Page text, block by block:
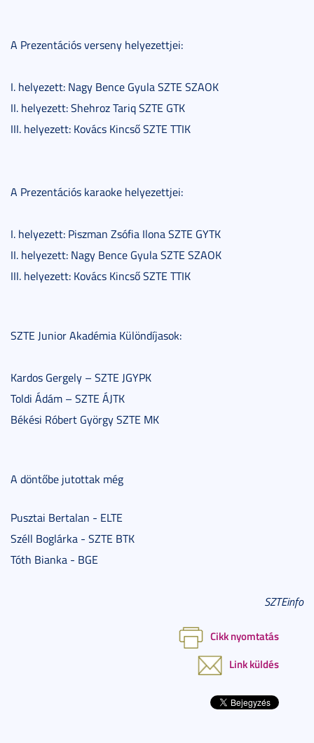
A Prezentációs verseny helyezettjei:
I. helyezett: Nagy Bence Gyula SZTE SZAOK
II. helyezett: Shehroz Tariq SZTE GTK
III. helyezett: Kovács Kincső SZTE TTIK
A Prezentációs karaoke helyezettjei:
I. helyezett: Piszman Zsófia Ilona SZTE GYTK
II. helyezett: Nagy Bence Gyula SZTE SZAOK
III. helyezett: Kovács Kincső SZTE TTIK
SZTE Junior Akadémia Különdíjasok:
Kardos Gergely – SZTE JGYPK
Toldi Ádám – SZTE ÁJTK
Békési Róbert György SZTE MK
A döntőbe jutottak még
Pusztai Bertalan - ELTE
Széll Boglárka - SZTE BTK
Tóth Bianka - BGE
SZTEinfo
Cikk nyomtatás
Link küldés